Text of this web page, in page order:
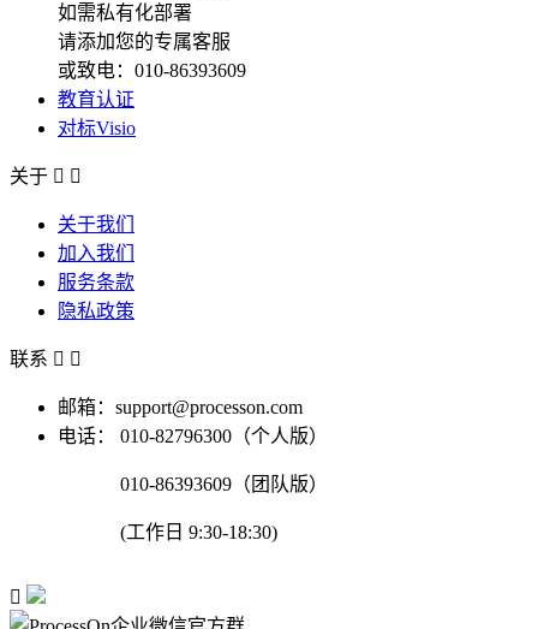
如需私有化部署
请添加您的专属客服
或致电：010-86393609
教育认证
对标Visio
关于  
关于我们
加入我们
服务条款
隐私政策
联系  
邮箱：support@processon.com
电话：
010-82796300（个人版）
010-86393609（团队版）
(工作日 9:30-18:30)
